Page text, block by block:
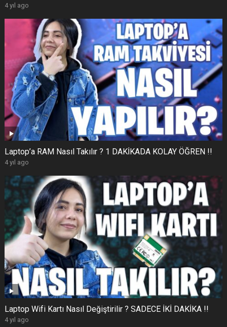
4 yıl ago
Laptop’a RAM Nasıl Takılır ? 1 DAKİKADA KOLAY ÖĞREN !!
4 yıl ago
Laptop Wifi Kartı Nasıl Değiştirilir ? SADECE İKİ DAKİKA !!
4 yıl ago